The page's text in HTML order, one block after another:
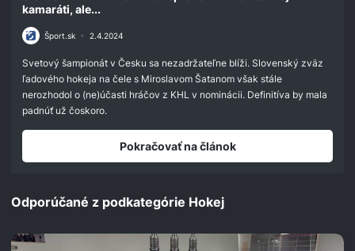
minute,
kamaráti, ale...
Šport.sk • 2.4.2024
Svetový šampionát v Česku sa nezadržateľne blíži. Slovenský zväz
ľadového hokeja na čele s Miroslavom Šatanom však stále
nerozhodol o (ne)účasti hráčov z KHL v nominácii. Definitíva by mala
padnúť už čoskoro.
Pokračovať na článok
Odporúčané z podkategórie Hokej